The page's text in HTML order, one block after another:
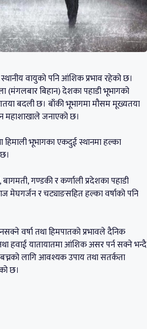
वायुको पनि आंशिक प्रभाव रहेको छ।
(मंगलबार बिहान) देशका पहाडी भूभागको
बदली छ। बाँकी भूभागमा मौसम मूख्यतया
महाशाखाले जनाएको छ।
भूभागका एकदुई स्थानमा हल्का
गण्डकी र कर्णाली प्रदेशका पहाडी
मेघगर्जन र चट्याङसहित हल्का वर्षाको पनि
वर्षा तथा हिमपातको प्रभावले दैनिक
हवाई यातायातमा आंशिक असर पर्न सक्ने भन्दै
लागि आवश्यक उपाय तथा सतर्कता
छ।